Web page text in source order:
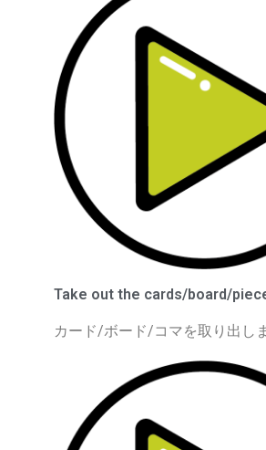
Take out the cards/board/
カード/ボード/コマを取り出し